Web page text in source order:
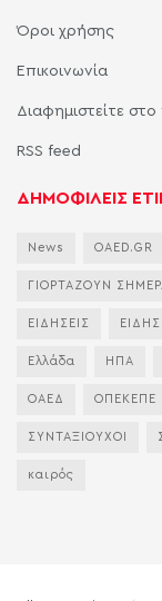
Όροι χρήσης
Επικοινωνία
Διαφημιστείτε
RSS feed
ΔΗΜΟΦΙΛΕΙΣ
News OAED.GR
ΓΙΟΡΤΑΖΟΥΝ
ΕΙΔΗΣΕΙΣ
Ελλάδα ΗΠΑ
ΟΑΕΔ ΟΠΕΚΕΠΕ
ΣΥΝΤΑΞΙΟΥΧΟΙ
καιρός